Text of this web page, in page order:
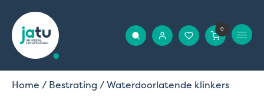
0
Home / Bestrating / Waterdoorlatende klinkers